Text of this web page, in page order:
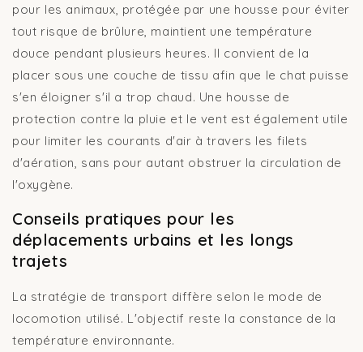
pour les animaux, protégée par une housse pour éviter
tout risque de brûlure, maintient une température
douce pendant plusieurs heures. Il convient de la
placer sous une couche de tissu afin que le chat puisse
s'en éloigner s'il a trop chaud. Une housse de
protection contre la pluie et le vent est également utile
pour limiter les courants d'air à travers les filets
d'aération, sans pour autant obstruer la circulation de
l'oxygène.
Conseils pratiques pour les
déplacements urbains et les longs
trajets
La stratégie de transport diffère selon le mode de
locomotion utilisé. L'objectif reste la constance de la
température environnante.
Obtenez -10% sur
commande
Cadeau de bienvenue !
Email